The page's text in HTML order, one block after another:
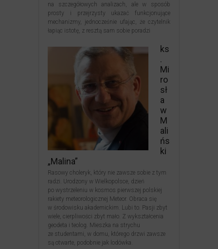
na szczegółowych analizach, ale w sposób
prosty i przejrzysty ukazać funkcjonujące
mechanizmy, jednocześnie ufając, że czytelnik
łapiąc istotę, z resztą sam sobie poradzi
ks
.
Mi
ro
sł
a
w
M
ali
ńs
ki
„Malina”
Rasowy choleryk, który nie zawsze sobie z tym
radzi. Urodzony w Wielkopolsce, dzień
po wystrzeleniu w kosmos pierwszej polskiej
rakiety meteorologicznej Meteor. Obraca się
w środowisku akademickim. Lubi to. Pasji zbyt
wiele, cierpliwości zbyt mało. Z wykształcenia
geodeta i teolog. Mieszka na strychu
ze studentami, w domu, którego drzwi zawsze
są otwarte, podobnie jak lodówka.